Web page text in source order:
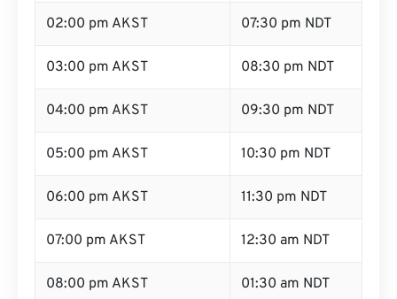
02:00 pm AKST 07:30 pm NDT
03:00 pm AKST 08:30 pm NDT
04:00 pm AKST 09:30 pm NDT
05:00 pm AKST 10:30 pm NDT
06:00 pm AKST 11:30 pm NDT
07:00 pm AKST 12:30 am NDT
08:00 pm AKST 01:30 am NDT